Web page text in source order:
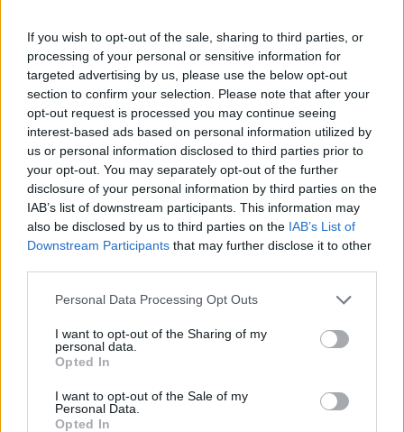
If you wish to opt-out of the sale, sharing to third parties, or
processing of your personal or sensitive information for
targeted advertising by us, please use the below opt-out
section to confirm your selection. Please note that after your
opt-out request is processed you may continue seeing
interest-based ads based on personal information utilized by
us or personal information disclosed to third parties prior to
your opt-out. You may separately opt-out of the further
disclosure of your personal information by third parties on the
IAB’s list of downstream participants. This information may
also be disclosed by us to third parties on the IAB’s List of
Downstream Participants that may further disclose it to other
Please note that this website/app uses one or more Google
not limited to your visit or usage behaviour. You may click to
grant or deny consent to Google and its third-party tags to
use your data for below specified purposes in below Google
consent section.
Personal Data Processing Opt Outs
I want to opt-out of the Sharing of my
personal data.
Opted In
I want to opt-out of the Sale of my
Personal Data.
Opted In
CREMONA
Famila di Casalmaggiore
Località: Casalmaggiore
admin · 16 Feb 2010
CREMONA
Centro Commerciale Padano
Località: Casalmaggiore
admin · 16 Feb 2010
CREMONA
Euronics Point di Calvatone
1 2